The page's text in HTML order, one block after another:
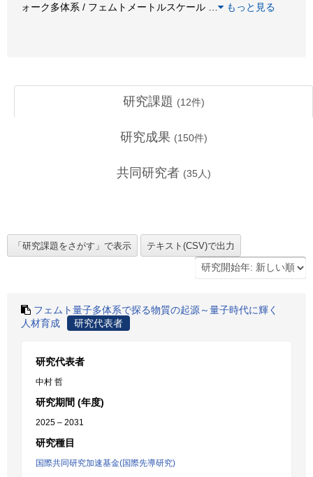
ォーク多体系 / フェムトメートルスケール
もっと見る
研究課題 (12件)
研究成果 (150件)
共同研究者 (35 人)
フェムト量子多体系で探る物質の起源～量子時代に輝く
人材育成
研究代表者
研究代表者
中村 哲
研究期間 (年度)
2025 – 2031
研究種目
国際共同研究加速基金(国際先導研究)